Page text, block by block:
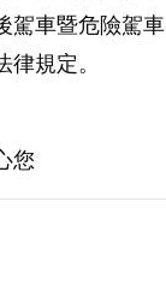
駕車暨危險駕車
規定。
您